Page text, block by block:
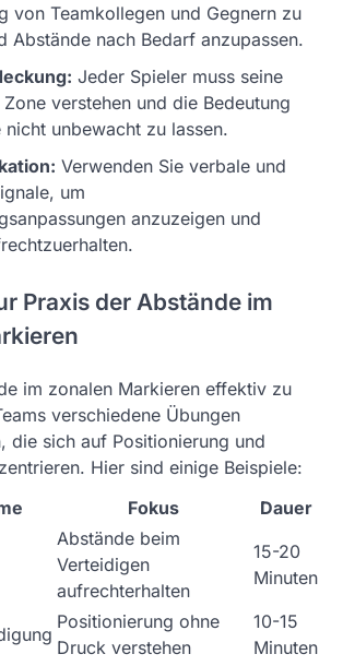
von Teamkollegen und Gegnern zu
Abstände nach Bedarf anzupassen.
Jeder Spieler muss seine
verstehen und die Bedeutung
nicht unbewacht zu lassen.
Verwenden Sie verbale und
um
anzuzeigen und
Praxis der Abstände im
im zonalen Markieren effektiv zu
verschiedene Übungen
die sich auf Positionierung und
Hier sind einige Beispiele:
Fokus Dauer
Abstände beim
Verteidigen
aufrechterhalten
15-20
Minuten
Positionierung ohne
Druck verstehen
10-15
Minuten